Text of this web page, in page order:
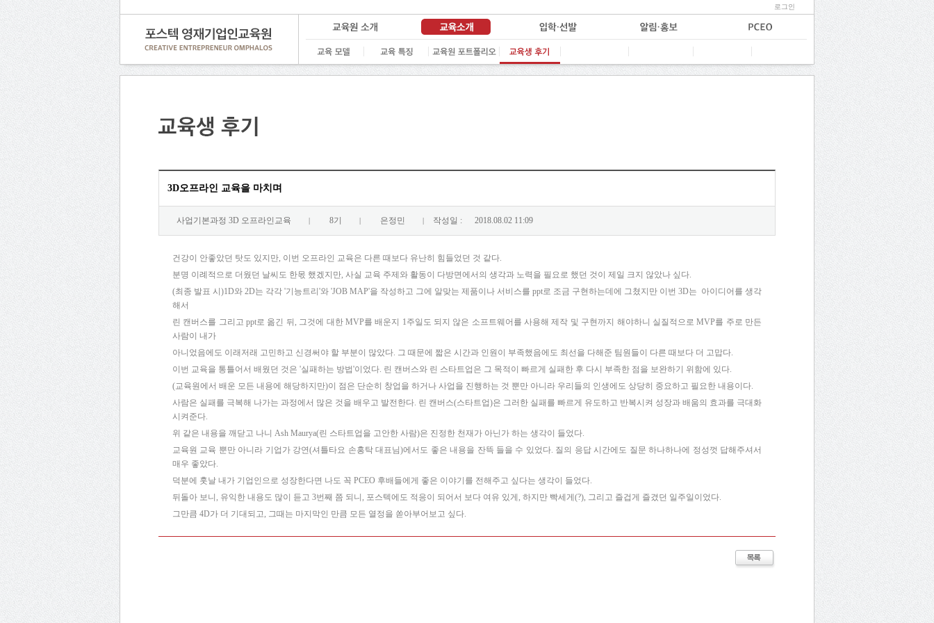
로그인
3D오프라인 교육을 마치며
사업기본과정 3D 오프라인교육 8기 은정민 작성일 : 2018.08.02 11:09
건강이 안좋았던 탓도 있지만, 이번 오프라인 교육은 다른 때보다 유난히 힘들었던 것 같다.
분명 이례적으로 더웠던 날씨도 한몫 했겠지만, 사실 교육 주제와 활동이 다방면에서의 생각과 노력을 필요로 했던 것이 제일 크지 않았나 싶다.
(최종 발표 시)1D와 2D는 각각 '기능트리'와 'JOB MAP'을 작성하고 그에 알맞는 제품이나 서비스를 ppt로 조금 구현하는데에 그쳤지만 이번 3D는 아이디어를 생각
해서
린 캔버스를 그리고 ppt로 옮긴 뒤, 그것에 대한 MVP를 배운지 1주일도 되지 않은 소프트웨어를 사용해 제작 및 구현까지 해야하니 실질적으로 MVP를 주로 만든
사람이 내가
아니었음에도 이래저래 고민하고 신경써야 할 부분이 많았다. 그 때문에 짧은 시간과 인원이 부족했음에도 최선을 다해준 팀원들이 다른 때보다 더 고맙다.
이번 교육을 통틀어서 배웠던 것은 '실패하는 방법'이었다. 린 캔버스와 린 스타트업은 그 목적이 빠르게 실패한 후 다시 부족한 점을 보완하기 위함에 있다.
(교육원에서 배운 모든 내용에 해당하지만)이 점은 단순히 창업을 하거나 사업을 진행하는 것 뿐만 아니라 우리들의 인생에도 상당히 중요하고 필요한 내용이다.
사람은 실패를 극복해 나가는 과정에서 많은 것을 배우고 발전한다. 린 캔버스(스타트업)은 그러한 실패를 빠르게 유도하고 반복시켜 성장과 배움의 효과를 극대화
시켜준다.
위 같은 내용을 깨닫고 나니 Ash Maurya(린 스타트업을 고안한 사람)은 진정한 천재가 아닌가 하는 생각이 들었다.
교육원 교육 뿐만 아니라 기업가 강연(셔틀타요 손홍탁 대표님)에서도 좋은 내용을 잔뜩 들을 수 있었다. 질의 응답 시간에도 질문 하나하나에 정성껏 답해주셔서
매우 좋았다.
덕분에 훗날 내가 기업인으로 성장한다면 나도 꼭 PCEO 후배들에게 좋은 이야기를 전해주고 싶다는 생각이 들었다.
뒤돌아 보니, 유익한 내용도 많이 듣고 3번째 쯤 되니, 포스텍에도 적응이 되어서 보다 여유 있게, 하지만 빡세게(?), 그리고 즐겁게 즐겼던 일주일이었다.
그만큼 4D가 더 기대되고, 그때는 마지막인 만큼 모든 열정을 쏟아부어보고 싶다.